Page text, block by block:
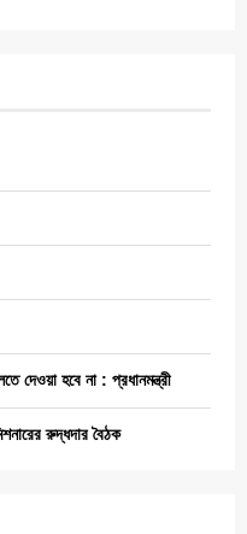
দেওয়া হবে না : প্রধানমন্ত্রী
রুদ্ধদার বৈঠক